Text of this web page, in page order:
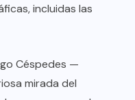
incluidas las
Céspedes —
mirada del